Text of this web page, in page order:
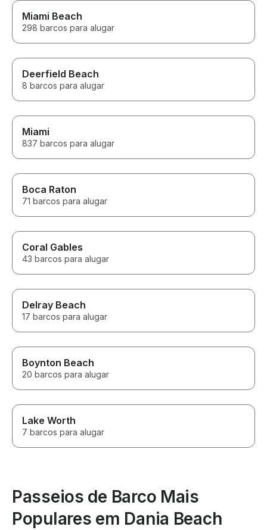
Miami Beach
298 barcos para alugar
Deerfield Beach
8 barcos para alugar
Miami
837 barcos para alugar
Boca Raton
71 barcos para alugar
Coral Gables
43 barcos para alugar
Delray Beach
17 barcos para alugar
Boynton Beach
20 barcos para alugar
Lake Worth
7 barcos para alugar
Passeios de Barco Mais
Populares em Dania Beach